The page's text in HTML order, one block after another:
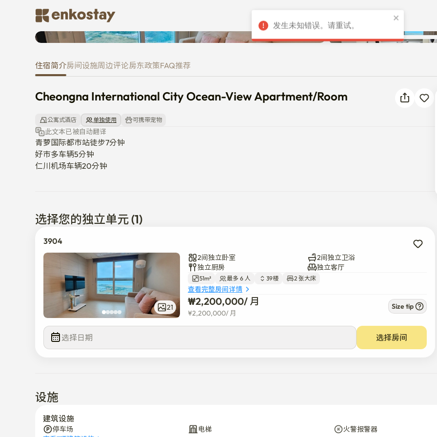
Cheongna International City Ocean-View Apartment/Room
住宿简介房间设施周边评论房东政策FAQ推荐
Cheongna International City Ocean-View Apartment/Room
公寓式酒店 单独使用 可携带宠物
此文本已被自动翻译
青萝国际都市站徒步7分钟
好市多车辆5分钟
仁川机场车辆20分钟
选择您的独立单元 (1)
3904
21
2间独立卧室
2间独立卫浴
独立厨房
独立客厅
51m² 最多 6 人 39楼 2 张大床
查看完整房间详情
₩2,200,000/ 月
¥2,200,000/ 月
Size tip
选择日期 选择房间
设施
建筑设施
停车场 电梯
火警报警器
发生未知错误。请重试。